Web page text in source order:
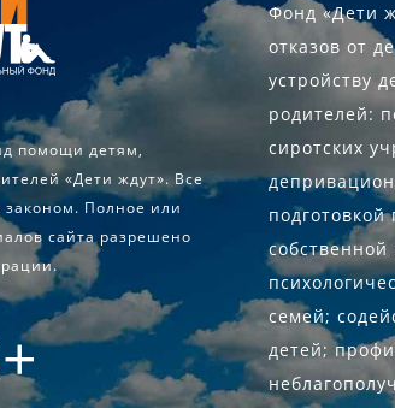
помощи детям,
«Дети ждут». Все
Полное или
сайта разрешено
Фонд «Дети
отказов от
устройству
родителей:
сиротских
семей;
детей;